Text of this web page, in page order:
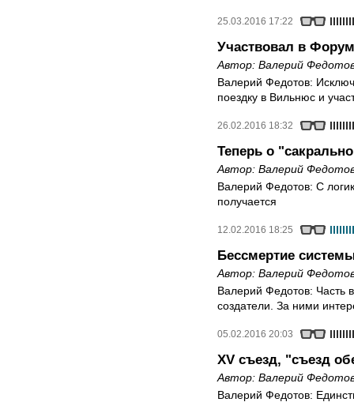
25.03.2016 17:22
Участвовал в
Автор: Валерий
Валерий Федотов:
поездку в Вильнюс и
26.02.2016 18:32
Теперь о
Автор: Валерий
Валерий Федотов: С
получается
12.02.2016 18:25
Бессмертие
Автор: Валерий
Валерий Федотов: Часть
создатели. За ними
05.02.2016 20:03
XV съезд, "съезд
Автор: Валерий
Валерий Федотов: